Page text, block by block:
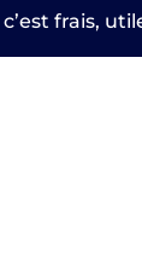
frais,